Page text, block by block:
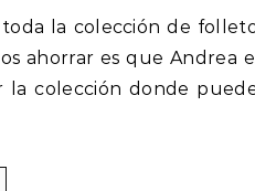
ahorrar es que Andrea
la colección donde